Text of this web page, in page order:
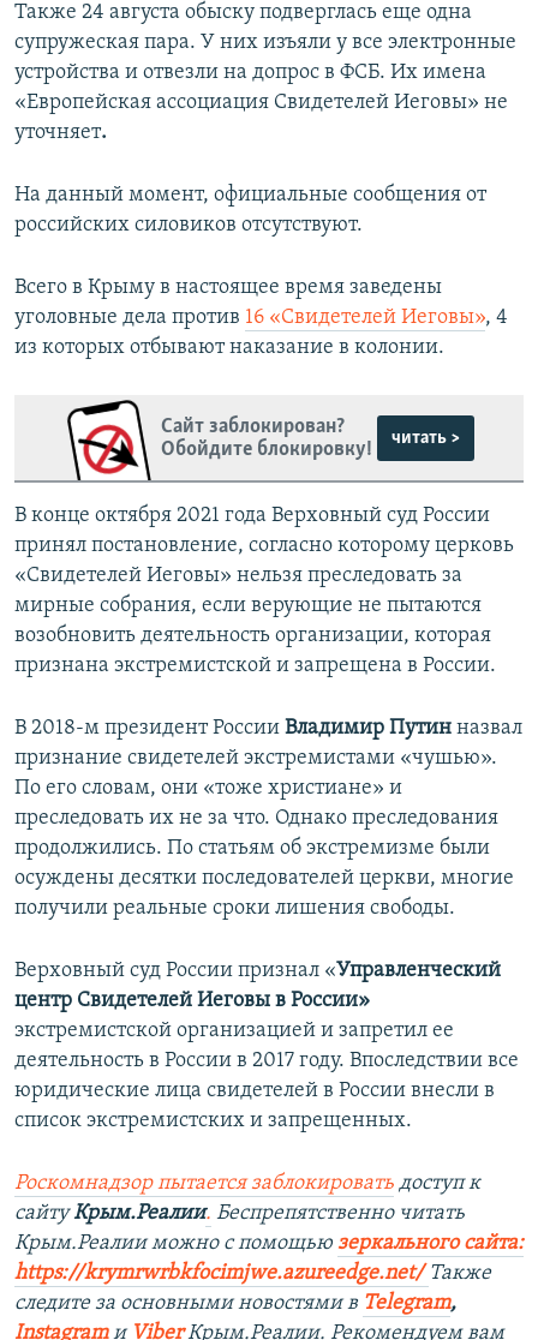
Также 24 августа обыску подверглась еще одна
супружеская пара. У них изъяли у все электронные
устройства и отвезли на допрос в ФСБ. Их имена
«Европейская ассоциация Свидетелей Иеговы» не
уточняет.
На данный момент, официальные сообщения от
российских силовиков отсутствуют.
Всего в Крыму в настоящее время заведены
уголовные дела против 16 «Свидетелей Иеговы», 4
из которых отбывают наказание в колонии.
Сайт заблокирован?
Обойдите блокировку!
читать >
В конце октября 2021 года Верховный суд России
принял постановление, согласно которому церковь
«Свидетелей Иеговы» нельзя преследовать за
мирные собрания, если верующие не пытаются
возобновить деятельность организации, которая
признана экстремистской и запрещена в России.
В 2018-м президент России Владимир Путин назвал
признание свидетелей экстремистами «чушью».
По его словам, они «тоже христиане» и
преследовать их не за что. Однако преследования
продолжились. По статьям об экстремизме были
осуждены десятки последователей церкви, многие
получили реальные сроки лишения свободы.
Верховный суд России признал «Управленческий
центр Свидетелей Иеговы в России»
экстремистской организацией и запретил ее
деятельность в России в 2017 году. Впоследствии все
юридические лица свидетелей в России внесли в
список экстремистских и запрещенных.
Роскомнадзор пытается заблокировать доступ к
сайтуКрым.Реалии. Беспрепятственно читать
Крым.Реалии можно с помощью зеркального сайта:
https://krymrwrbkfocimjwe.azureedge.net/ Также
следите за основными новостями в Telegram,
Instagram и ViberКрым.Реалии. Рекомендуем вам